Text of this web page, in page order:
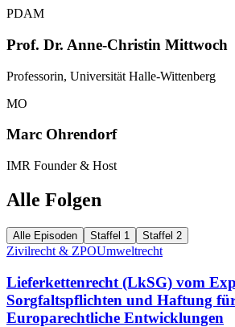
PDAM
Prof. Dr. Anne-Christin Mittwoch
Professorin, Universität Halle-Wittenberg
MO
Marc Ohrendorf
IMR Founder & Host
Alle Folgen
Alle Episoden Staffel 1 Staffel 2
Zivilrecht & ZPOUmweltrecht
Lieferkettenrecht (LkSG) vom
Sorgfaltspflichten und Haftung
Europarechtliche Entwicklungen